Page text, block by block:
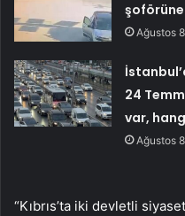
Ağustos
24
var,
Ağustos
“Kıbrıs’ta iki devletli